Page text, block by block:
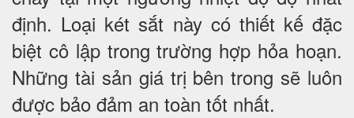
định. Loại két sắt này có thiết kế đặc
biệt cô lập trong trường hợp hỏa hoạn.
Những tài sản giá trị bên trong sẽ luôn
được bảo đảm an toàn tốt nhất.